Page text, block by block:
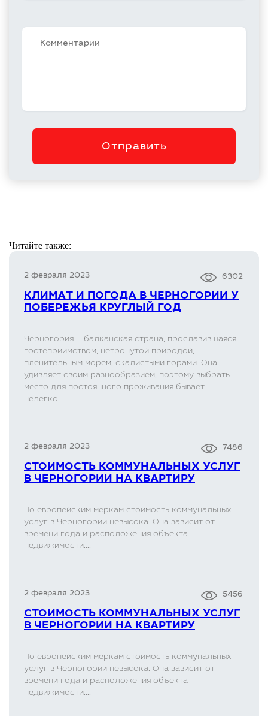
Отправить
Читайте также:
2 февраля 2023 6302
КЛИМАТ И ПОГОДА В ЧЕРНОГОРИИ У
ПОБЕРЕЖЬЯ КРУГЛЫЙ ГОД
Черногория – балканская страна, прославившаяся
гостеприимством, нетронутой природой,
пленительным морем, скалистыми горами. Она
удивляет своим разнообразием, поэтому выбрать
место для постоянного проживания бывает
нелегко....
2 февраля 2023 7486
СТОИМОСТЬ КОММУНАЛЬНЫХ УСЛУГ
В ЧЕРНОГОРИИ НА КВАРТИРУ
По европейским меркам стоимость коммунальных
услуг в Черногории невысока. Она зависит от
времени года и расположения объекта
недвижимости....
2 февраля 2023 5456
СТОИМОСТЬ КОММУНАЛЬНЫХ УСЛУГ
В ЧЕРНОГОРИИ НА КВАРТИРУ
По европейским меркам стоимость коммунальных
услуг в Черногории невысока. Она зависит от
времени года и расположения объекта
недвижимости....